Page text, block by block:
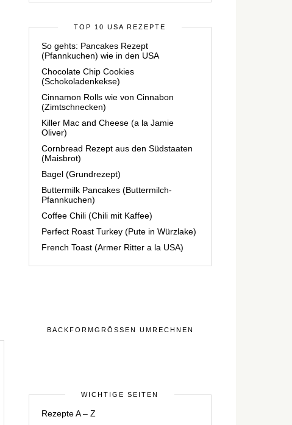
TOP 10 USA REZEPTE
So gehts: Pancakes Rezept
(Pfannkuchen) wie in den USA
Chocolate Chip Cookies
(Schokoladenkekse)
Cinnamon Rolls wie von Cinnabon
(Zimtschnecken)
Killer Mac and Cheese (a la Jamie
Oliver)
Cornbread Rezept aus den Südstaaten
(Maisbrot)
Bagel (Grundrezept)
Buttermilk Pancakes (Buttermilch-
Pfannkuchen)
Coffee Chili (Chili mit Kaffee)
Perfect Roast Turkey (Pute in Würzlake)
French Toast (Armer Ritter a la USA)
BACKFORMGRÖSSEN UMRECHNEN
WICHTIGE SEITEN
Rezepte A – Z